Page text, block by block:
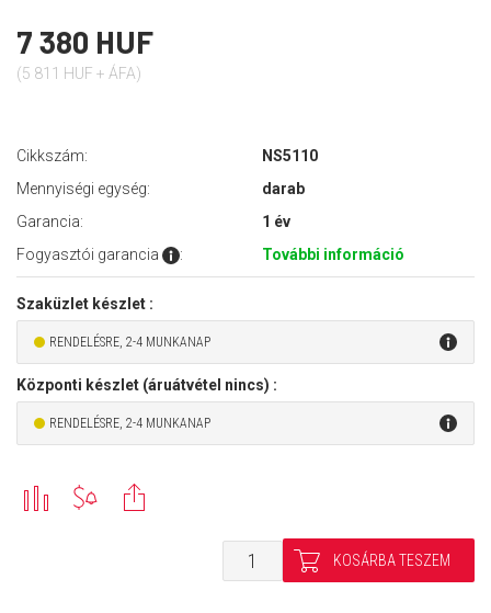
7 380 HUF
(5 811 HUF + ÁFA)
Cikkszám:
NS5110
Mennyiségi egység:
darab
Garancia:
1 év
Fogyasztói garancia
: További információ
Szaküzlet készlet :
RENDELÉSRE, 2-4 MUNKANAP
Központi készlet (áruátvétel nincs) :
RENDELÉSRE, 2-4 MUNKANAP